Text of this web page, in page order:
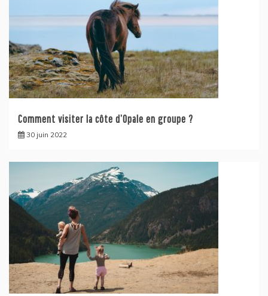
Comment visiter la côte d’Opale en groupe ?
30 juin 2022